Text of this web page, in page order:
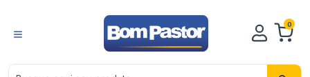
0
Busque aqui seu produto